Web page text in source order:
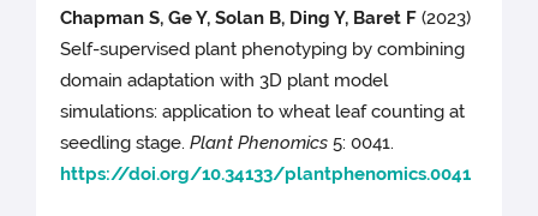
Chapman S, Ge Y, Solan B, Ding Y, Baret F (2023)
Self-supervised plant phenotyping by combining
domain adaptation with 3D plant model
simulations: application to wheat leaf counting at
seedling stage.Plant Phenomics 5: 0041.
https://doi.org/10.34133/plantphenomics.0041